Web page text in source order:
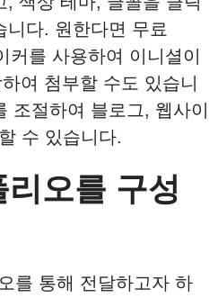
다. 원한다면 무료
를 사용하여 이니셜이
여 첨부할 수도 있습니
조절하여 블로그, 웹사이
수 있습니다.
오를 구성
를 통해 전달하고자 하